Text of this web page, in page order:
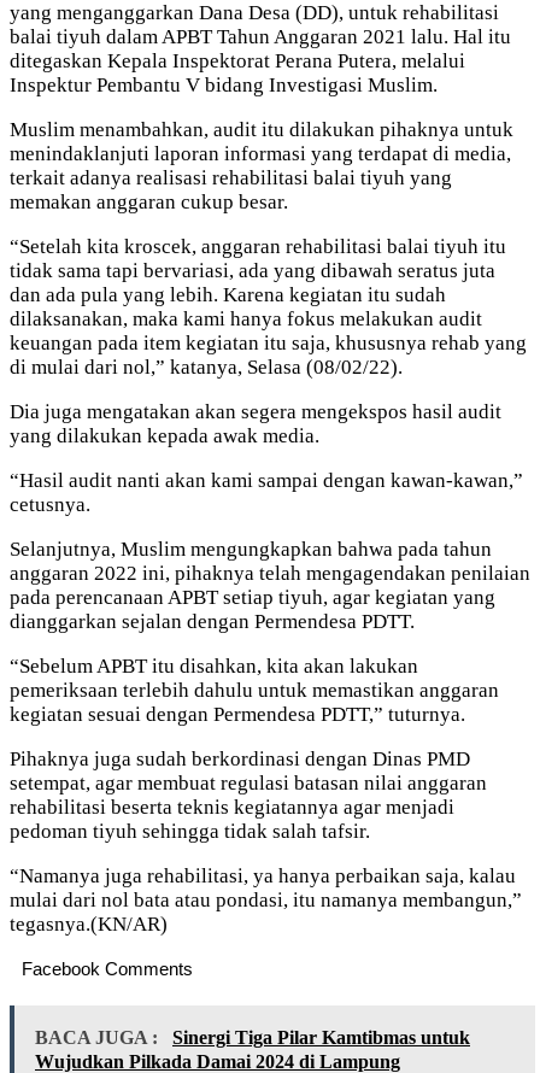
yang menganggarkan Dana Desa (DD), untuk rehabilitasi
balai tiyuh dalam APBT Tahun Anggaran 2021 lalu. Hal itu
ditegaskan Kepala Inspektorat Perana Putera, melalui
Inspektur Pembantu V bidang Investigasi Muslim.
Muslim menambahkan, audit itu dilakukan pihaknya untuk
menindaklanjuti laporan informasi yang terdapat di media,
terkait adanya realisasi rehabilitasi balai tiyuh yang
memakan anggaran cukup besar.
“Setelah kita kroscek, anggaran rehabilitasi balai tiyuh itu
tidak sama tapi bervariasi, ada yang dibawah seratus juta
dan ada pula yang lebih. Karena kegiatan itu sudah
dilaksanakan, maka kami hanya fokus melakukan audit
keuangan pada item kegiatan itu saja, khususnya rehab yang
di mulai dari nol,” katanya, Selasa (08/02/22).
Dia juga mengatakan akan segera mengekspos hasil audit
yang dilakukan kepada awak media.
“Hasil audit nanti akan kami sampai dengan kawan-kawan,”
cetusnya.
Selanjutnya, Muslim mengungkapkan bahwa pada tahun
anggaran 2022 ini, pihaknya telah mengagendakan penilaian
pada perencanaan APBT setiap tiyuh, agar kegiatan yang
dianggarkan sejalan dengan Permendesa PDTT.
“Sebelum APBT itu disahkan, kita akan lakukan
pemeriksaan terlebih dahulu untuk memastikan anggaran
kegiatan sesuai dengan Permendesa PDTT,” tuturnya.
Pihaknya juga sudah berkordinasi dengan Dinas PMD
setempat, agar membuat regulasi batasan nilai anggaran
rehabilitasi beserta teknis kegiatannya agar menjadi
pedoman tiyuh sehingga tidak salah tafsir.
“Namanya juga rehabilitasi, ya hanya perbaikan saja, kalau
mulai dari nol bata atau pondasi, itu namanya membangun,”
tegasnya.(KN/AR)
Facebook Comments
BACA JUGA :
Sinergi Tiga Pilar Kamtibmas untuk
Wujudkan Pilkada Damai 2024 di Lampung